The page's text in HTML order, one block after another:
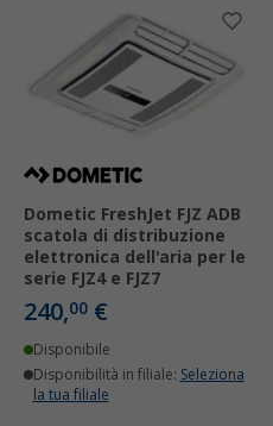
Dometic FreshJet FJZ ADB
scatola di distribuzione
elettronica dell'aria per le
serie FJZ4 e FJZ7
240,00 €
Disponibile
Disponibilità in filiale: Seleziona
la tua filiale